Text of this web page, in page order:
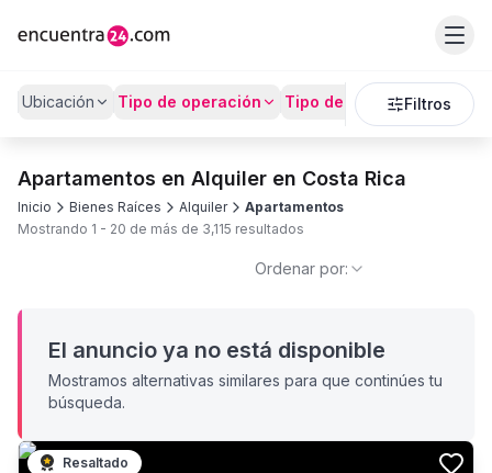
Ubicación Tipo de operación Tipo de PropiedadFiltros
Apartamentos en Alquiler en Costa Rica
Inicio Bienes Raíces Alquiler
Apartamentos
Mostrando 1 - 20 de más de 3,115 resultados
Ordenar por:
El anuncio ya no está disponible
Mostramos alternativas similares para que continúes tu
búsqueda.
Resaltado